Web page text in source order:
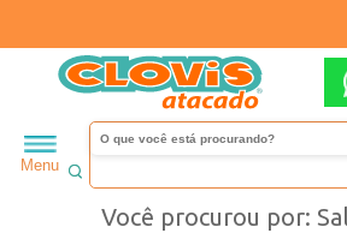
Menu
Feminino Sapato Busca: Salto
Salto Baixo
Você procurou por: